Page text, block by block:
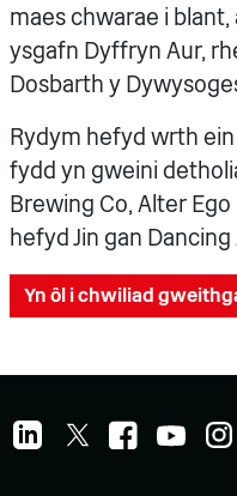
maes chwarae i
ysgafn Dyffryn Aur,
Dosbarth y
Rydym hefyd wrth
fydd yn gweini
Brewing Co, Alter
hefyd Jin gan
Yn ôl i chwiliad